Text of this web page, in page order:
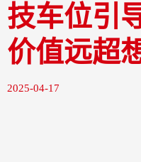
技车位引
价值远超
2025-04-17